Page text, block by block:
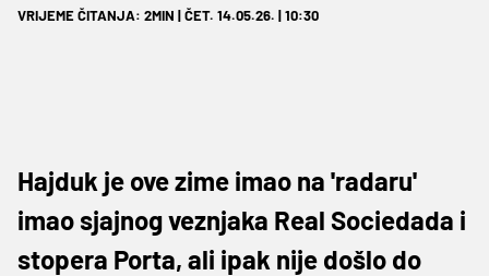
VRIJEME ČITANJA: 2MIN | ČET. 14.05.26. | 10:30
Hajduk je ove zime imao na 'radaru'
imao sjajnog veznjaka Real Sociedada i
stopera Porta, ali ipak nije došlo do